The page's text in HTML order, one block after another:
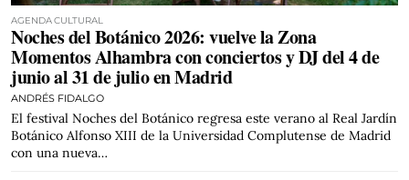
AGENDA CULTURAL
Noches del Botánico 2026: vuelve la Zona
Momentos Alhambra con conciertos y DJ del 4 de
junio al 31 de julio en Madrid
ANDRÉS FIDALGO
El festival Noches del Botánico regresa este verano al Real Jardín
Botánico Alfonso XIII de la Universidad Complutense de Madrid
con una nueva…